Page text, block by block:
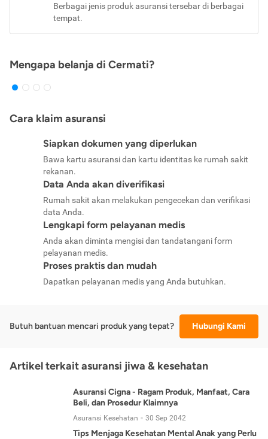
Berbagai jenis produk asuransi tersebar di berbagai
tempat.
Mengapa belanja di Cermati?
Cara klaim asuransi
Siapkan dokumen yang diperlukan
Bawa kartu asuransi dan kartu identitas ke rumah sakit
rekanan.
Data Anda akan diverifikasi
Rumah sakit akan melakukan pengecekan dan verifikasi
data Anda.
Lengkapi form pelayanan medis
Anda akan diminta mengisi dan tandatangani form
pelayanan medis.
Proses praktis dan mudah
Dapatkan pelayanan medis yang Anda butuhkan.
Butuh bantuan mencari produk yang tepat? Hubungi Kami
Artikel terkait asuransi jiwa & kesehatan
Asuransi Cigna - Ragam Produk, Manfaat, Cara
Beli, dan Prosedur Klaimnya
Asuransi Kesehatan 30 Sep 2042
Tips Menjaga Kesehatan Mental Anak yang Perlu